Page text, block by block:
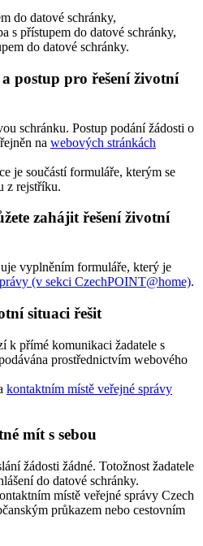
do datové schránky,
s přístupem do datové schránky,
do datové schránky.
postup pro řešení životní
schránku. Postup podání žádosti o
na webových stránkách
je součástí formuláře, kterým se
z rejstříku.
zahájit řešení životní
vyplněním formuláře, který je
(v sekci CzechPOINT@home).
situaci řešit
k přímé komunikaci žadatele s
prostřednictvím webového
kontaktním místě veřejné správy
mít s sebou
žádosti žádné. Totožnost žadatele
do datové schránky.
místě veřejné správy Czech
průkazem nebo cestovním